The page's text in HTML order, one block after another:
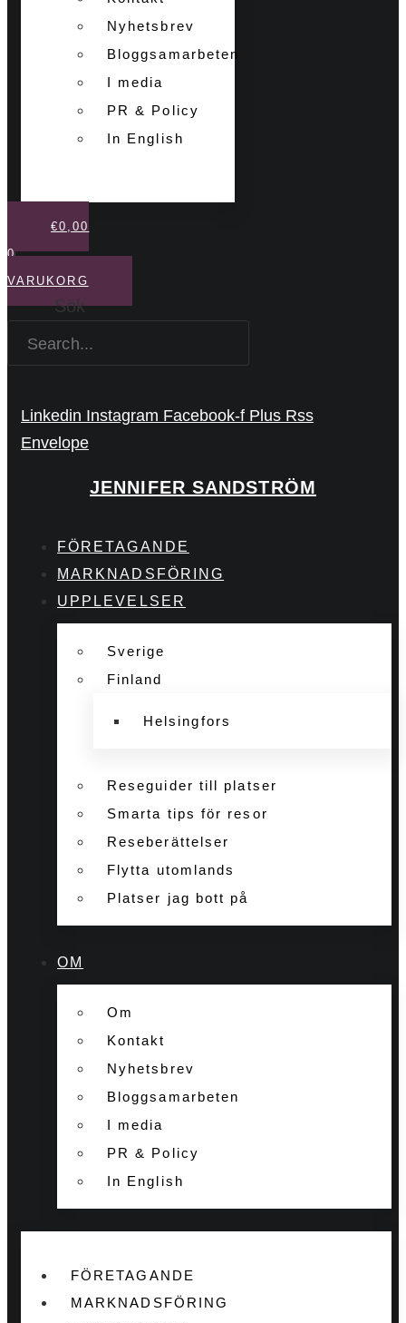
Nyhetsbrev
Bloggsamarbeten
I media
PR & Policy
In English
€0,00
0
VARUKORG
Sök
Linkedin Instagram Facebook-f Plus Rss
Envelope
JENNIFER SANDSTRÖM
FÖRETAGANDE
MARKNADSFÖRING
UPPLEVELSER
Sverige
Finland
Helsingfors
Reseguider till platser
Smarta tips för resor
Reseberättelser
Flytta utomlands
Platser jag bott på
OM
Om
Kontakt
Nyhetsbrev
Bloggsamarbeten
I media
PR & Policy
In English
FÖRETAGANDE
MARKNADSFÖRING